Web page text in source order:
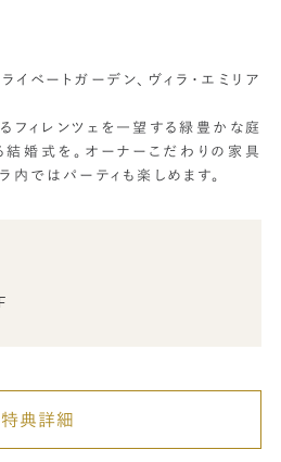
イベートガーデン、ヴィラ・エミリア
フィレンツェを一望する緑豊かな庭
婚式を。オーナーこだわりの家具
内ではパーティも楽しめます。
特典詳細